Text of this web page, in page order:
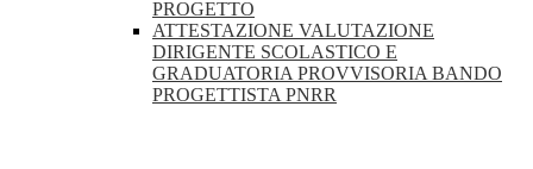
PROGETTO
ATTESTAZIONE VALUTAZIONE
DIRIGENTE SCOLASTICO E
GRADUATORIA PROVVISORIA BANDO
PROGETTISTA PNRR